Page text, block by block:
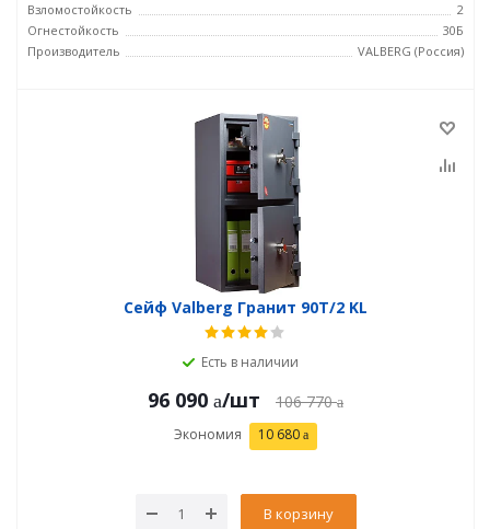
Взломостойкость
2
Огнестойкость
30Б
Производитель
VALBERG (Россия)
Сейф Valberg Гранит 90T/2 KL
Есть в наличии
96 090 /шт 106 770
Экономия 10 680
В корзину